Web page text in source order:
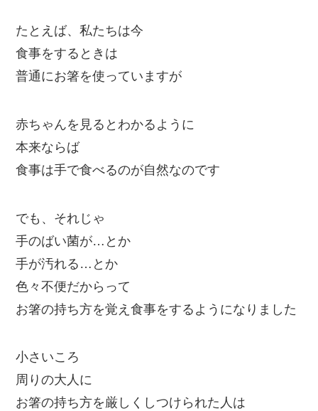
たとえば、私たちは今
食事をするときは
普通にお箸を使っていますが
赤ちゃんを見るとわかるように
本来ならば
食事は手で食べるのが自然なのです
でも、それじゃ
手のばい菌が…とか
手が汚れる…とか
色々不便だからって
お箸の持ち方を覚え食事をするようになりました
小さいころ
周りの大人に
お箸の持ち方を厳しくしつけられた人は